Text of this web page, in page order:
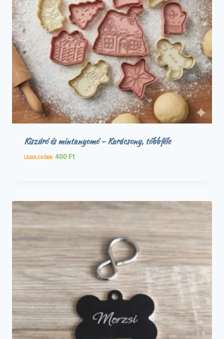
Kiszúró és mintanyomó – Karácsony, többféle
LEGOLCSÓBB: 400 Ft